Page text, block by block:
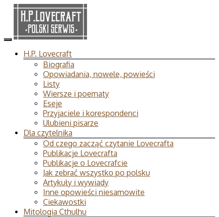
H.P. Lovecraft
Biografia
Opowiadania, nowele, powieści
Listy
Wiersze i poematy
Eseje
Przyjaciele i korespondenci
Ulubieni pisarze
Dla czytelnika
Od czego zacząć czytanie Lovecrafta
Publikacje Lovecrafta
Publikacje o Lovecrafcie
Jak zebrać wszystko po polsku
Artykuły i wywiady
Inne opowieści niesamowite
Ciekawostki
Mitologia Cthulhu